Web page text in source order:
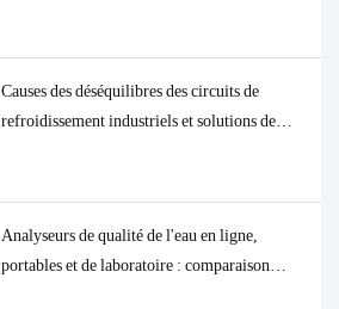
Causes des déséquilibres des circuits de
refroidissement industriels et solutions de
Analyseurs de qualité de l'eau en ligne,
portables et de laboratoire : comparaison